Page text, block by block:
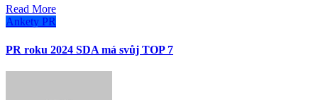
Read More
Ankety PR
PR roku 2024 SDA má svůj TOP 7